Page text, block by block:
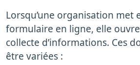
Lorsqu’une organisation met
formulaire en ligne, elle
collecte d’informations. Ces
être variées :